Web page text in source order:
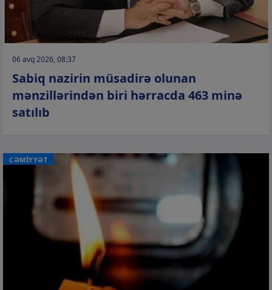
06 avq 2026, 08:37
Sabiq nazirin müsadirə olunan
mənzillərindən biri hərracda 463 minə
satılıb
CƏMİYYƏT